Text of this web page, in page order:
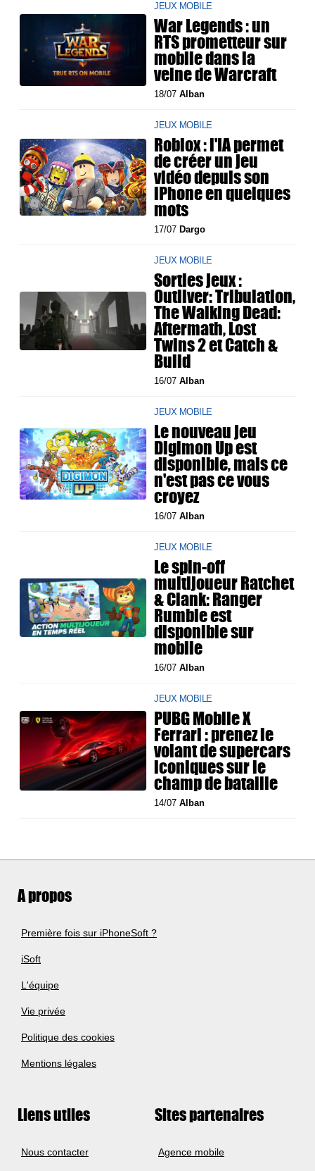
JEUX MOBILE
War Legends : un
RTS prometteur sur
mobile dans la
veine de Warcraft
18/07Alban
JEUX MOBILE
Roblox : l'IA permet
de créer un jeu
vidéo depuis son
iPhone en quelques
mots
17/07 Dargo
JEUX MOBILE
Sorties jeux :
Outliver: Tribulation,
The Walking Dead:
Aftermath, Lost
Twins 2 et Catch &
Build
16/07Alban
JEUX MOBILE
Le nouveau jeu
Digimon Up est
disponible, mais ce
n'est pas ce vous
croyez
16/07Alban
JEUX MOBILE
Le spin-off
multijoueur Ratchet
& Clank: Ranger
Rumble est
disponible sur
mobile
16/07Alban
JEUX MOBILE
PUBG Mobile X
Ferrari : prenez le
volant de supercars
iconiques sur le
champ de bataille
14/07Alban
A propos
Première fois sur iPhoneSoft ?
iSoft
L'équipe
Vie privée
Politique des cookies
Mentions légales
Liens utiles
Nous contacter
Sites partenaires
Agence mobile